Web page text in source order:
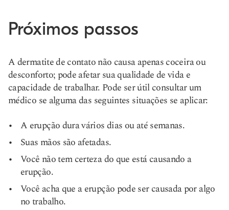
Próximos passos
A dermatite de contato não causa apenas coceira ou
desconforto; pode afetar sua qualidade de vida e
capacidade de trabalhar. Pode ser útil consultar um
médico se alguma das seguintes situações se aplicar:
A erupção dura vários dias ou até semanas.
Suas mãos são afetadas.
Você não tem certeza do que está causando a
erupção.
Você acha que a erupção pode ser causada por algo
no trabalho.